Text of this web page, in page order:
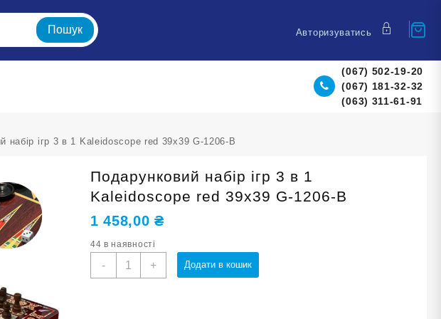
Пошук Авторизуватись
(067) 502-19-20
(067) 181-32-32
(063) 311-61-91
набір ігр 3 в 1 Kaleidoscope red 39х39 G-1206-B
Подарунковий набір ігр 3 в 1
Kaleidoscope red 39х39 G-1206-B
1 458,00₴
44 в наявності
-
Подарунковий
+ Додати в кошик